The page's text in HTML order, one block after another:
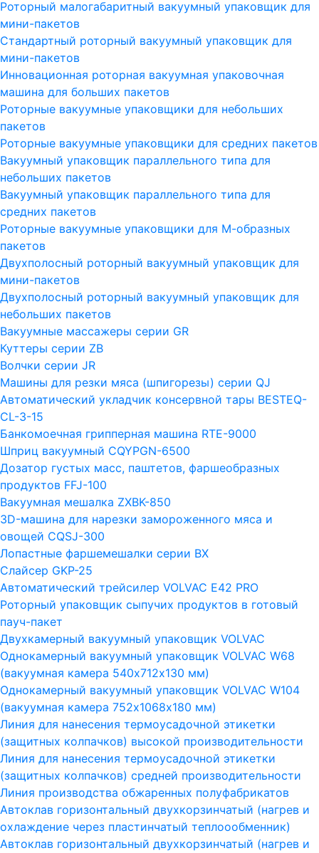
Роторный малогабаритный вакуумный упаковщик для
мини-пакетов
Стандартный роторный вакуумный упаковщик для
мини-пакетов
Инновационная роторная вакуумная упаковочная
машина для больших пакетов
Роторные вакуумные упаковщики для небольших
пакетов
Роторные вакуумные упаковщики для средних пакетов
Вакуумный упаковщик параллельного типа для
небольших пакетов
Вакуумный упаковщик параллельного типа для
средних пакетов
Роторные вакуумные упаковщики для М-образных
пакетов
Двухполосный роторный вакуумный упаковщик для
мини-пакетов
Двухполосный роторный вакуумный упаковщик для
небольших пакетов
Вакуумные массажеры серии GR
Куттеры серии ZB
Волчки серии JR
Машины для резки мяса (шпигорезы) серии QJ
Автоматический укладчик консервной тары BESTEQ-
CL-3-15
Банкомоечная грипперная машина RTE-9000
Шприц вакуумный CQYPGN-6500
Дозатор густых масс, паштетов, фаршеобразных
продуктов FFJ-100
Вакуумная мешалка ZXBK-850
3D-машина для нарезки замороженного мяса и
овощей CQSJ-300
Лопастные фаршемешалки серии ВХ
Слайсер GKP-25
Автоматический трейсилер VOLVAC E42 PRO
Роторный упаковщик сыпучих продуктов в готовый
пауч-пакет
Двухкамерный вакуумный упаковщик VOLVAC
Однокамерный вакуумный упаковщик VOLVAC W68
(вакуумная камера 540х712х130 мм)
Однокамерный вакуумный упаковщик VOLVAC W104
(вакуумная камера 752х1068х180 мм)
Линия для нанесения термоусадочной этикетки
(защитных колпачков) высокой производительности
Линия для нанесения термоусадочной этикетки
(защитных колпачков) средней производительности
Линия производства обжаренных полуфабрикатов
Автоклав горизонтальный двухкорзинчатый (нагрев и
охлаждение через пластинчатый теплоообменник)
Автоклав горизонтальный двухкорзинчатый (нагрев и